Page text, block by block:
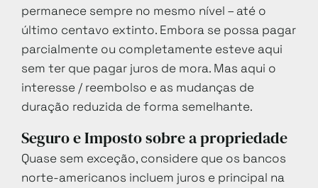
permanece sempre no mesmo nível – até o
último centavo extinto. Embora se possa pagar
parcialmente ou completamente esteve aqui
sem ter que pagar juros de mora. Mas aqui o
interesse / reembolso e as mudanças de
duração reduzida de forma semelhante.
Seguro e Imposto sobre a propriedade
Quase sem exceção, considere que os bancos
norte-americanos incluem juros e principal na